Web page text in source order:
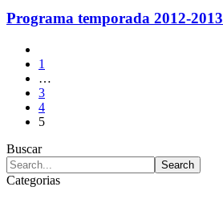
Programa temporada 2012-2013
1
…
3
4
5
Buscar
Categorias